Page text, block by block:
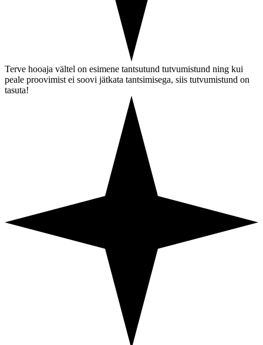
Terve hooaja vältel on esimene tantsutund tutvumistund ning kui
peale proovimist ei soovi jätkata tantsimisega, siis tutvumistund on
tasuta!